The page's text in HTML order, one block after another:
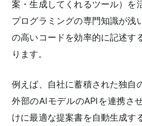
案・生成してくれるツール）を
プログラミングの専門知識が浅
の高いコードを効率的に記述す
ります。
例えば、自社に蓄積された独自
外部のAIモデルのAPIを連携さ
けに最適な提案書を自動生成す